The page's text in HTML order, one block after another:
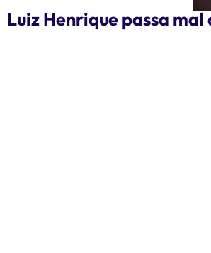
Luiz Henrique passa